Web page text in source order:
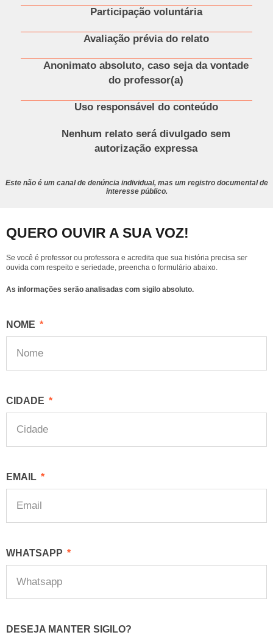
Participação voluntária
Avaliação prévia do relato
Anonimato absoluto, caso seja da vontade
do professor(a)
Uso responsável do conteúdo
Nenhum relato será divulgado sem
autorização expressa
Este não é um canal de denúncia individual, mas um registro documental de
interesse público.
QUERO OUVIR A SUA VOZ!
Se você é professor ou professora e acredita que sua história precisa ser
ouvida com respeito e seriedade, preencha o formulário abaixo.
As informações serão analisadas com sigilo absoluto.
NOME
CIDADE
EMAIL
WHATSAPP
DESEJA MANTER SIGILO?